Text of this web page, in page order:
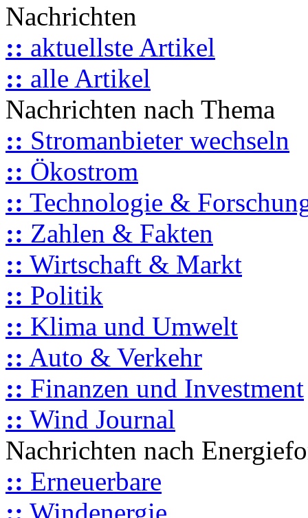
Nachrichten
:: aktuellste Artikel
:: alle Artikel
Nachrichten nach Thema
:: Stromanbieter wechseln
:: Ökostrom
:: Technologie &
:: Zahlen & Fakten
:: Wirtschaft & Markt
:: Politik
:: Klima und Umwelt
:: Auto & Verkehr
:: Finanzen und Investment
:: Wind Journal
Nachrichten nach
:: Erneuerbare
:: Windenergie